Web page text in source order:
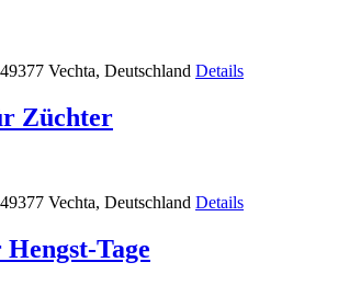
49377 Vechta, Deutschland Details
Züchter
49377 Vechta, Deutschland Details
Tage